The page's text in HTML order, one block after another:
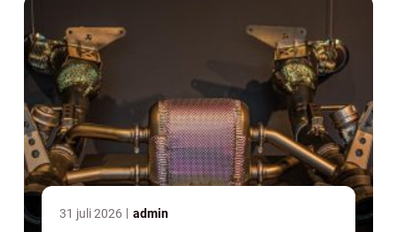
31 juli 2026 admin